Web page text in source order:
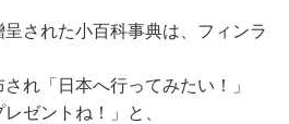
された小百科事典は、フィンラ
れ「日本へ行ってみたい！」
ゼントね！」と、